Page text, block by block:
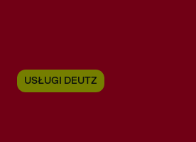
USŁUGI DEUTZ